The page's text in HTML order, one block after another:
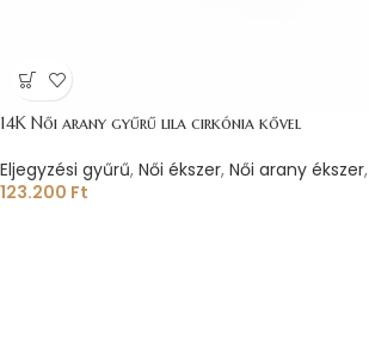
14K Női arany gyűrű lila cirkónia kővel
Eljegyzési gyűrű, Női ékszer, Női arany ékszer,
123.200 Ft